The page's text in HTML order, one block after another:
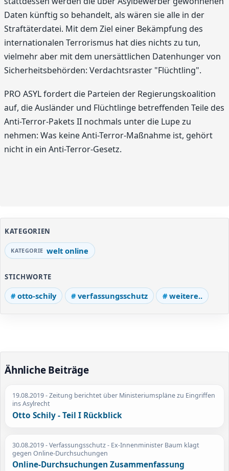
Daten künftig so behandelt, als wären sie alle in der
Straftäterdatei. Mit dem Ziel einer Bekämpfung des
internationalen Terrorismus hat dies nichts zu tun,
vielmehr aber mit dem unersättlichen Datenhunger von
Sicherheitsbehörden: Verdachtsraster "Flüchtling".
PRO ASYL fordert die Parteien der Regierungskoalition
auf, die Ausländer und Flüchtlinge betreffenden Teile des
Anti-Terror-Pakets II nochmals unter die Lupe zu
nehmen: Was keine Anti-Terror-Maßnahme ist, gehört
nicht in ein Anti-Terror-Gesetz.
KATEGORIEN
welt online
STICHWORTE
otto-schily verfassungsschutz weitere..
Ähnliche Beiträge
19.08.2019- Zeitung berichtet über Ministeriumspläne zu Eingriffen
ins Asylrecht
Otto Schily - Teil I Rückblick
30.08.2019- Verfassungsschutz - Ex-Innenminister Baum klagt
gegen Online-Durchsuchungen
Online-Durchsuchungen Zusammenfassung